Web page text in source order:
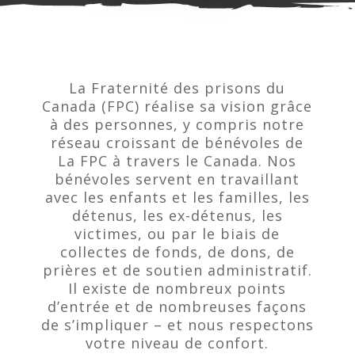
La Fraternité des prisons du
Canada (FPC) réalise sa vision grâce
à des personnes, y compris notre
réseau croissant de bénévoles de
La FPC à travers le Canada. Nos
bénévoles servent en travaillant
avec les enfants et les familles, les
détenus, les ex-détenus, les
victimes, ou par le biais de
collectes de fonds, de dons, de
prières et de soutien administratif.
Il existe de nombreux points
d’entrée et de nombreuses façons
de s’impliquer – et nous respectons
votre niveau de confort.